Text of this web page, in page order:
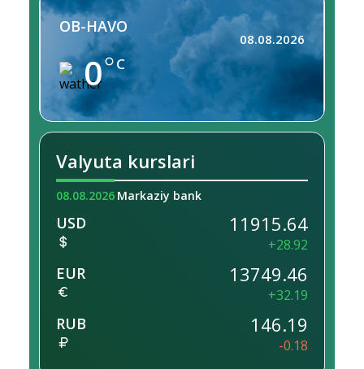
OB-HAVO
0 C
08.08.2026
Valyuta kurslari
08.08.2026 Markaziy bank
USD 11915.64
+28.92
EUR 13749.46
+32.19
RUB 146.19
-0.18